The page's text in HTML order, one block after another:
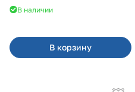
В наличии
В корзину